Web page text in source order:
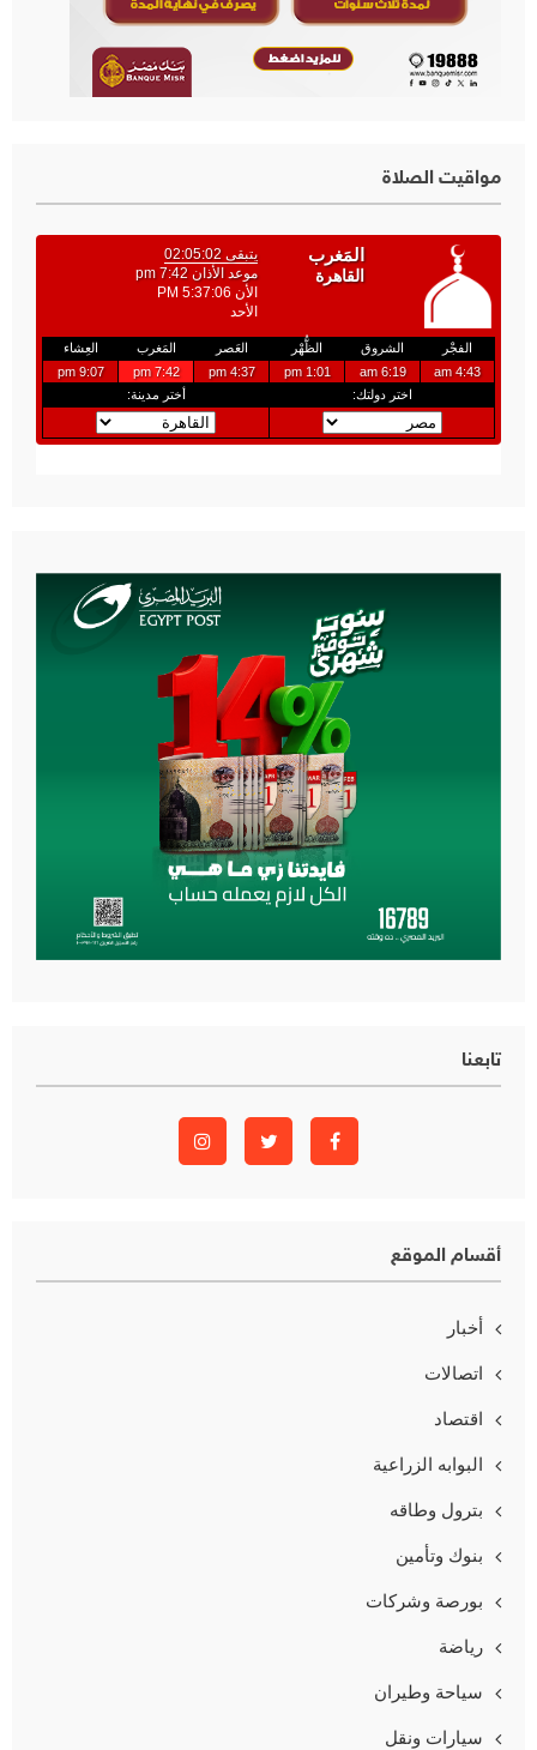
مواقيت الصلاة
تابعنا
أقسام الموقع
أخبار
اتصالات
اقتصاد
البوابه الزراعية
بترول وطاقه
بنوك وتأمين
بورصة وشركات
رياضة
سياحة وطيران
سيارات ونقل